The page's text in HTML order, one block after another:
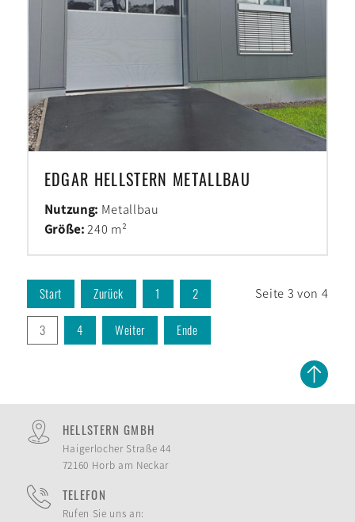
EDGAR HELLSTERN METALLBAU
Nutzung: Metallbau
Größe:240 m²
Seite 3 von 4
Start Zurück 1 2
3 4 Weiter Ende
HELLSTERN GMBH
Haigerlocher Straße 44
72160 Horb am Neckar
TELEFON
Rufen Sie uns an: